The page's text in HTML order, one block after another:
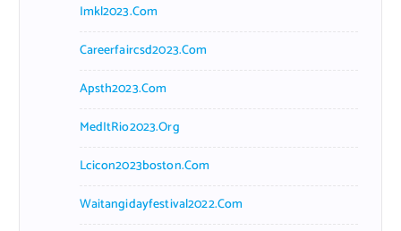
Imkl2023.com
Careerfaircsd2023.com
Apsth2023.com
MedItRio2023.org
Lcicon2023boston.com
Waitangidayfestival2022.com